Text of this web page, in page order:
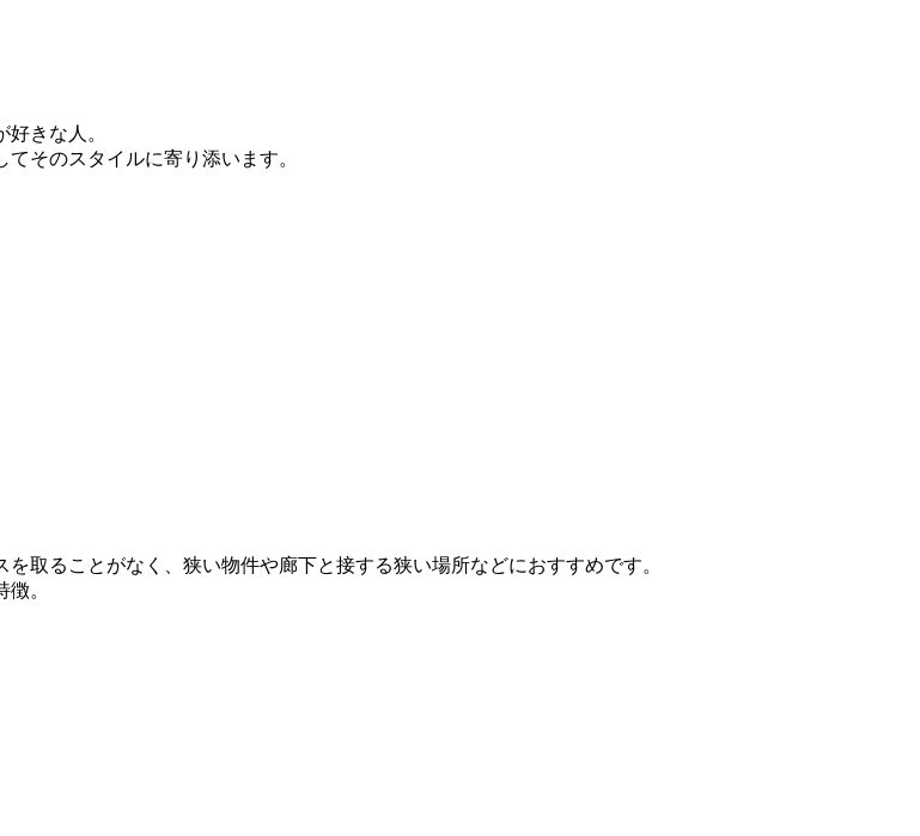
きな人。
そのスタイルに寄り添います。
取ることがなく、狭い物件や廊下と接する狭い場所などにおすすめです。
。